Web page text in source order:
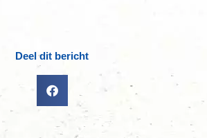
Deel dit bericht